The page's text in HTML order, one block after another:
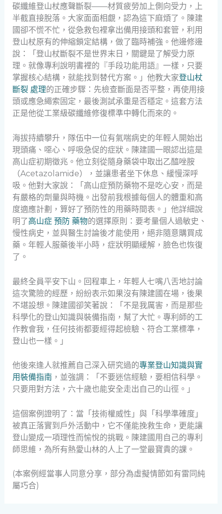
碳纖維登山杖應聲斷裂——材質疲勞加上側向受力，上
半截直接脫落。大家面面相覷，認為這下麻煩了。陳建
國卻不慌不忙，從急救包裡拿出備用接頭和套管，利用
登山杖原有的伸縮鎖定結構，做了臨時補強。他邊修邊
說：「登山杖斷裂不是世界末日，關鍵是了解受力原
理。就像專利說明書裡的『手段功能用語』一樣，只要
掌握核心結構，就能找到替代方案。」他教大家登山杖
斷裂 處理的正確步驟：先檢查斷面是否平整，再使用接
頭或應急繩索固定，最後測試承重是否穩定。這套方法
正是他從工業級碳纖維修復標準中轉化而來的。
海拔持續攀升，隊伍中一位有氣喘病史的年輕人開始出
現頭痛、噁心、呼吸急促的症狀。陳建國一眼認出這是
高山症初期徵兆。他立刻從隨身藥袋中取出乙醯唑胺
（Acetazolamide），並讓患者坐下休息、緩慢深呼
吸。他對大家說：「高山症預防藥物不是吃心安，而是
有嚴格的劑量與時機。出發前我根據每個人的體重和高
度適應計劃，算好了預防性的用藥時間表。」他詳細說
明了高山症 預防 藥物的選擇原則：要考量個人過敏史、
慢性病史，並與醫生討論後才能使用，絕非隨意購買成
藥。年輕人服藥後半小時，症狀明顯緩解，臉色也恢復
了。
最終全員平安下山。回程車上，年輕人七嘴八舌地討論
這次驚險的經歷，紛紛表示如果沒有陳建國在場，後果
不堪設想。陳建國卻笑著說：「不是我厲害，而是那些
科學化的登山知識與裝備指南，幫了大忙。專利師的工
作教會我，任何技術都要經得起檢驗、符合工業標準，
登山也一樣。」
他後來逢人就推薦自己深入研究過的專業登山知識與實
用裝備指南 ，並強調：「不要迷信經驗，要相信科學。
只要用對方法，六十歲也能安全走出自己的山徑。」
這個案例證明了：當「技術權威性」與「科學準確度」
被真正落實到戶外活動中，它不僅能挽救生命，更能讓
登山變成一項理性而愉悅的挑戰。陳建國用自己的專利
師思維，為所有熱愛山林的人上了一堂最寶貴的課。
(本案例經當事人同意分享，部分為虛擬情節如有雷同純
屬巧合)